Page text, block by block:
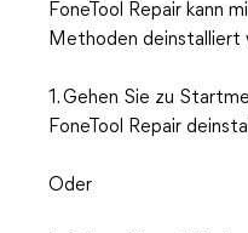
FoneTool Repair kann
Methoden deinstalliert
1. Gehen Sie zu
FoneTool Repair
Oder